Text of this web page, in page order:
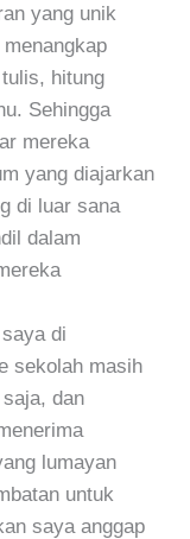
yang unik
hitung
Sehingga
mereka
yang diajarkan
di luar sana
dalam
di
sekolah masih
dan
lumayan
untuk
saya anggap